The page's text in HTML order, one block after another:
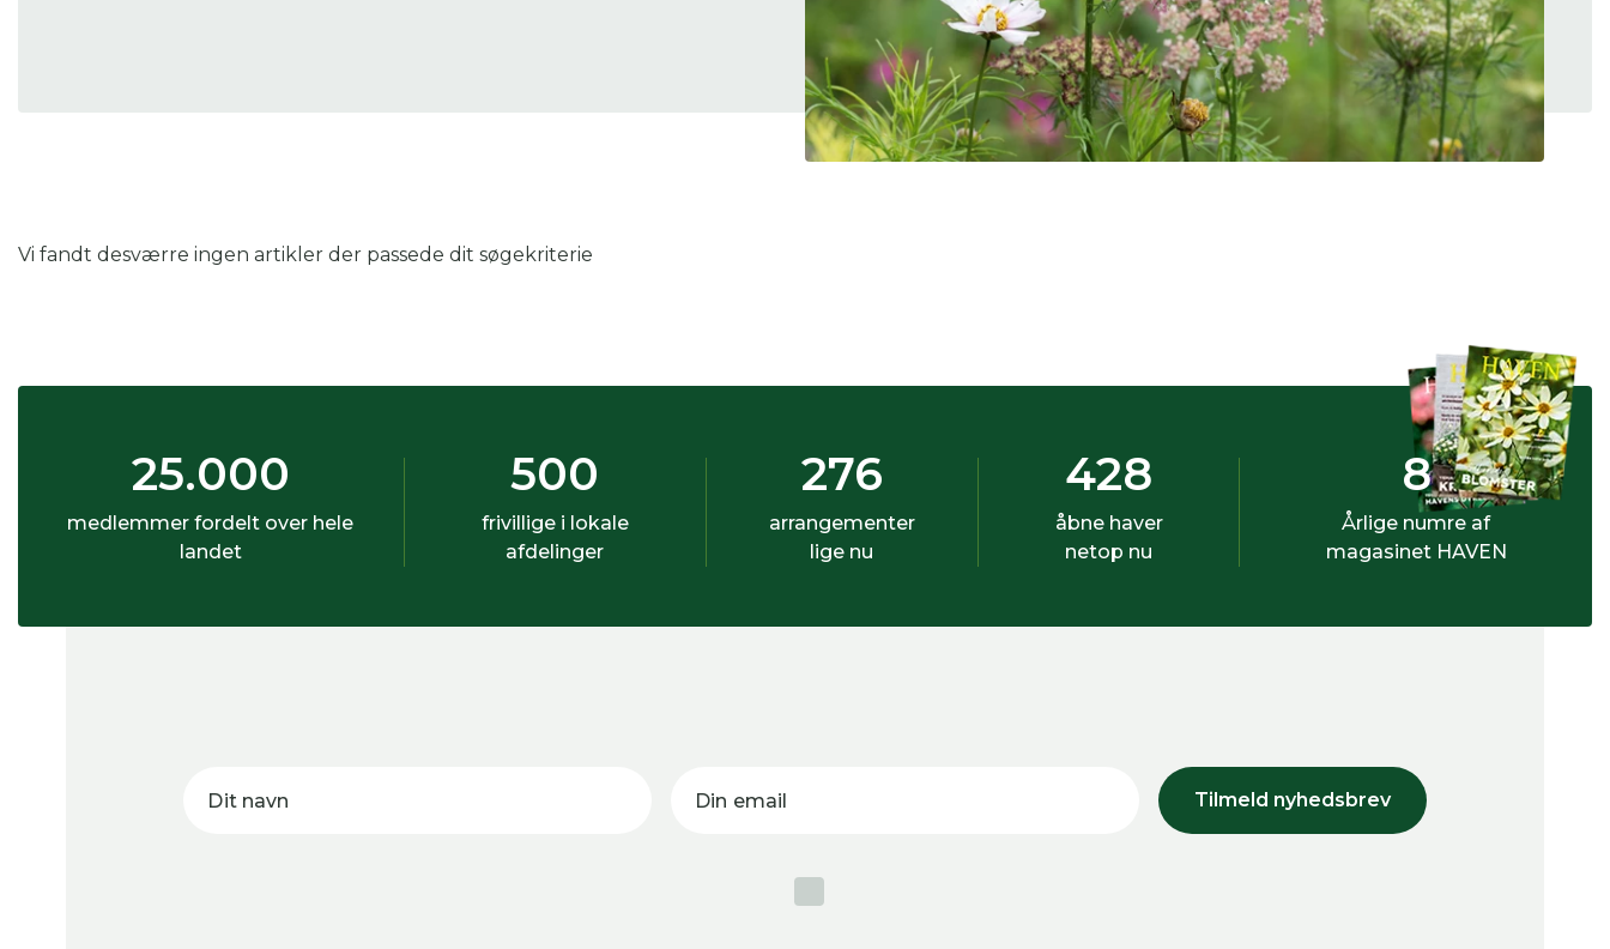
Her kan du søge i hele vores katalog af artikler, arrangementer,
produkter og åbne haver.
Vi fandt desværre ingen artikler der passede dit søgekriterie
25.000
medlemmer fordelt over hele
landet
500
frivillige i lokale
afdelinger
276
arrangementer
lige nu
428
åbne haver
netop nu
8
Årlige numre af
magasinet HAVEN
Dit navn Din email Tilmeld nyhedsbrev